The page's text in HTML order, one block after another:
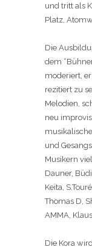
und tritt als
Platz,
Die
dem
moderiert,
rezitiert zu
Melodien,
neu
und
Musikern
Dauner,
Keita,
Thomas D,
AMMA,
Die Kora